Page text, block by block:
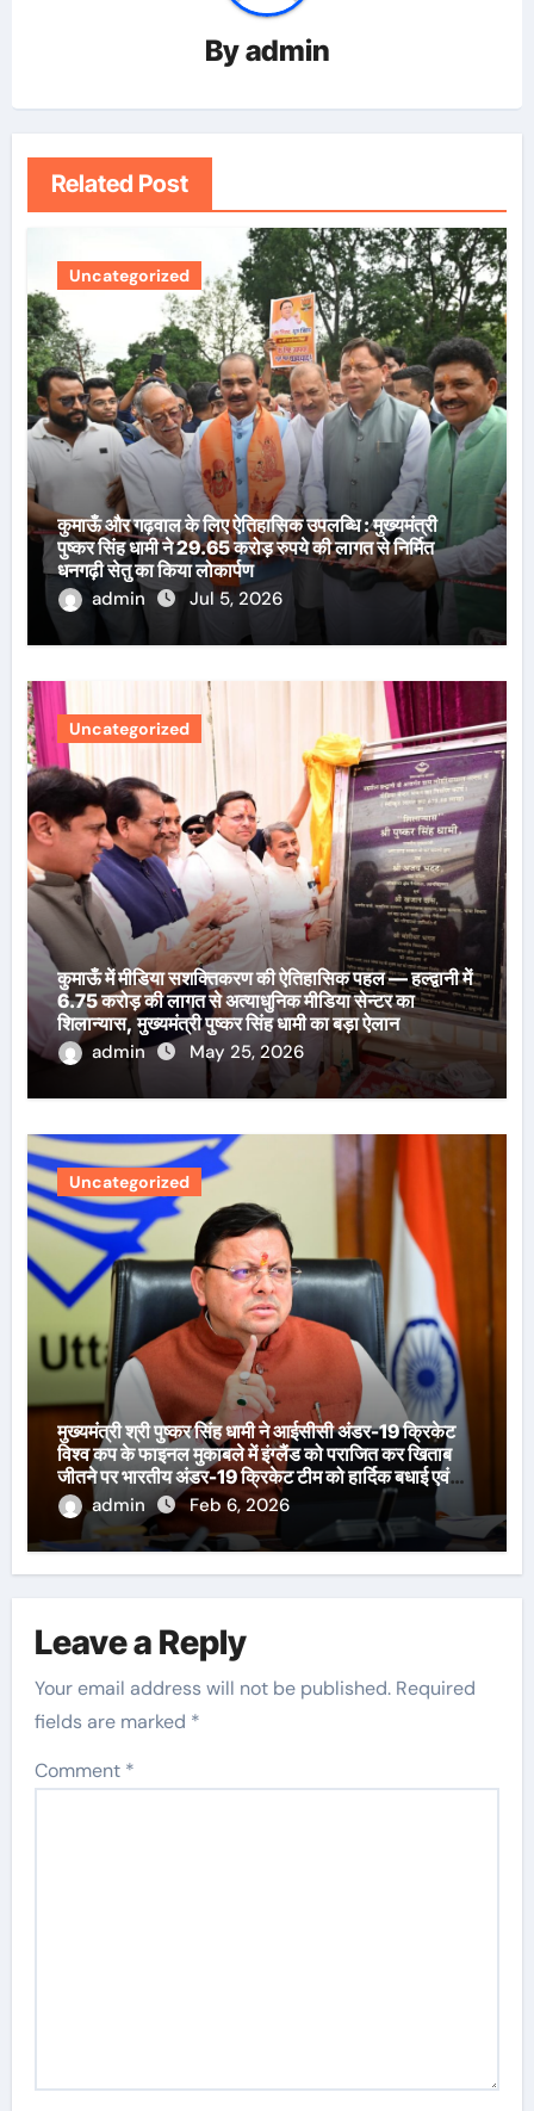
Byadmin
Related Post
Uncategorized
कुमाऊँ और गढ़वाल के लिए ऐतिहासिक उपलब्धि : मुख्यमंत्री
पुष्कर सिंह धामी ने 29.65 करोड़ रुपये की लागत से निर्मित
धनगढ़ी सेतु का किया लोकार्पण
admin
Jul 5, 2026
Uncategorized
कुमाऊँ में मीडिया सशक्तिकरण की ऐतिहासिक पहल — हल्द्वानी में
6.75 करोड़ की लागत से अत्याधुनिक मीडिया सेन्टर का
शिलान्यास, मुख्यमंत्री पुष्कर सिंह धामी का बड़ा ऐलान
admin
May 25, 2026
Uncategorized
मुख्यमंत्री श्री पुष्कर सिंह धामी ने आईसीसी अंडर-19 क्रिकेट
विश्व कप के फाइनल मुकाबले में इंग्लैंड को पराजित कर खिताब
जीतने पर भारतीय अंडर-19 क्रिकेट टीम को हार्दिक बधाई एवं
शुभकामनाएँ दी हैं।
admin Feb 6, 2026
Leave a Reply
Your email address will not be published. Required
fields are marked *
Comment *